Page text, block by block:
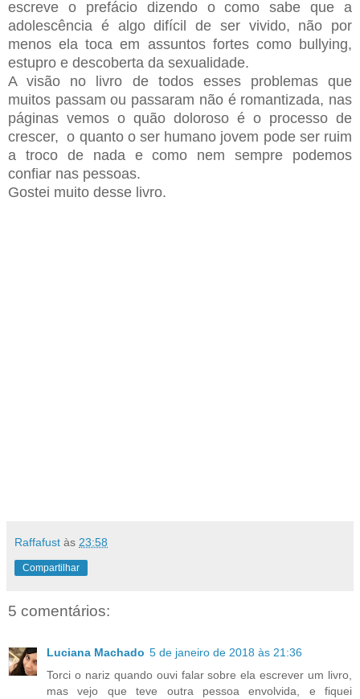
escreve o prefácio dizendo o como sabe que a
adolescência é algo difícil de ser vivido, não por
menos ela toca em assuntos fortes como bullying,
estupro e descoberta da sexualidade.
A visão no livro de todos esses problemas que
muitos passam ou passaram não é romantizada, nas
páginas vemos o quão doloroso é o processo de
crescer, o quanto o ser humano jovem pode ser ruim
a troco de nada e como nem sempre podemos
confiar nas pessoas.
Gostei muito desse livro.
Raffafust às 23:58
Compartilhar
5 comentários:
Luciana Machado 5 de janeiro de 2018 às 21:36
Torci o nariz quando ouvi falar sobre ela escrever um livro,
mas vejo que teve outra pessoa envolvida, e fiquei